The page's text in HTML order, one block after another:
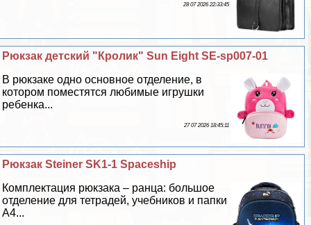
28 07 2026 22:33:45
Рюкзак детский "Кролик" Sun Eight SE-sp007-01
В рюкзаке одно основное отделение, в
котором поместятся любимые игрушки
ребенка...
27 07 2026 18:45:11
Рюкзак Steiner SK1-1 Spaceship
Комплектация рюкзака – ранца: большое
отделение для тетрадей, учебников и папки
А4...